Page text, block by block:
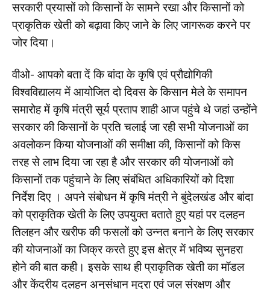
सरकारी प्रयासों को किसानों के सामने रखा और किसानों को
प्राकृतिक खेती को बढ़ावा किए जाने के लिए जागरूक करने पर
जोर दिया।
वीओ- आपको बता दें कि बांदा के कृषि एवं प्रौद्योगिकी
विश्वविद्यालय में आयोजित दो दिवस के किसान मेले के समापन
समारोह में कृषि मंत्री सूर्य प्रताप शाही आज पहुंचे थे जहां उन्होंने
सरकार की किसानों के प्रति चलाई जा रही सभी योजनाओं का
अवलोकन किया योजनाओं की समीक्षा की, किसानों को किस
तरह से लाभ दिया जा रहा है और सरकार की योजनाओं को
किसानों तक पहुंचाने के लिए संबंधित अधिकारियों को दिशा
निर्देश दिए । अपने संबोधन में कृषि मंत्री ने बुंदेलखंड और बांदा
को प्राकृतिक खेती के लिए उपयुक्त बताते हुए यहां पर दलहन
तिलहन और खरीफ की फसलों को उन्नत बनाने के लिए सरकार
की योजनाओं का जिक्र करते हुए इस क्षेत्र में भविष्य सुनहरा
होने की बात कही। इसके साथ ही प्राकृतिक खेती का मॉडल
और केंद्रीय दलहन अनुसंधान मुद्रा एवं जल संरक्षण और